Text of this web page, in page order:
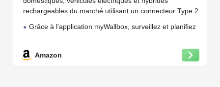
rechargeables du marché utilisant un connecteur Type 2.
Grâce à l'application myWallbox, surveillez et planifiez
Convient à une installation à l'intérieur et à l'extérieur,
Amazon